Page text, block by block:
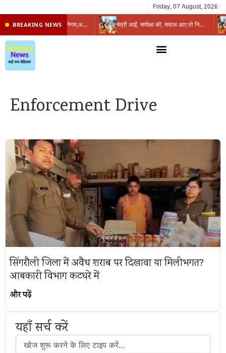
Friday, 07 August, 2026
BREAKING NEWS प्रभारी मंत्री के निशाने पर नगर निगम,अफसरों को 10 दिन का अल्टीमेटम,नहीं होगी कार्रवाई, महापौर-आयुक्त के बीच सौहार्दहीनता पर मंत्री ने उठाए सवाल मंत्री आईं, समीक्षा की, सवाल आए तो निकल गईं – खाली जयंत चौंकीं पर नहीं दिया जवाब
Enforcement Drive
सिंगरौली जिला में अवैध शराब पर दिखावा या मिलीभगत?
आबकारी विभाग कटघरे में
और पढ़ें
यहाँ सर्च करें